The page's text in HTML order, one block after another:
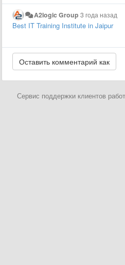
A2logic Group 3 года назад
Best IT Training Institute in Jaipur
Сервис поддержки клиентов